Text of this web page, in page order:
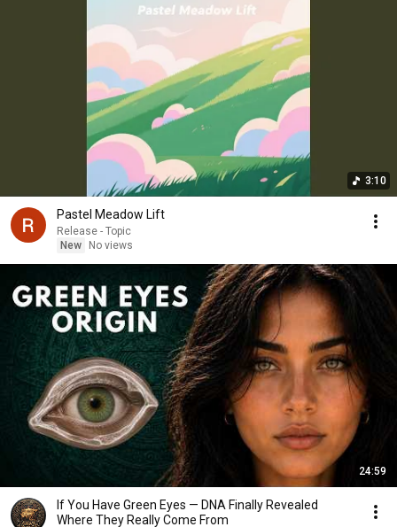
3:10
Pastel Meadow Lift
Release - Topic
New
No views
24:59
If You Have Green Eyes — DNA Finally Revealed
Where They Really Come From